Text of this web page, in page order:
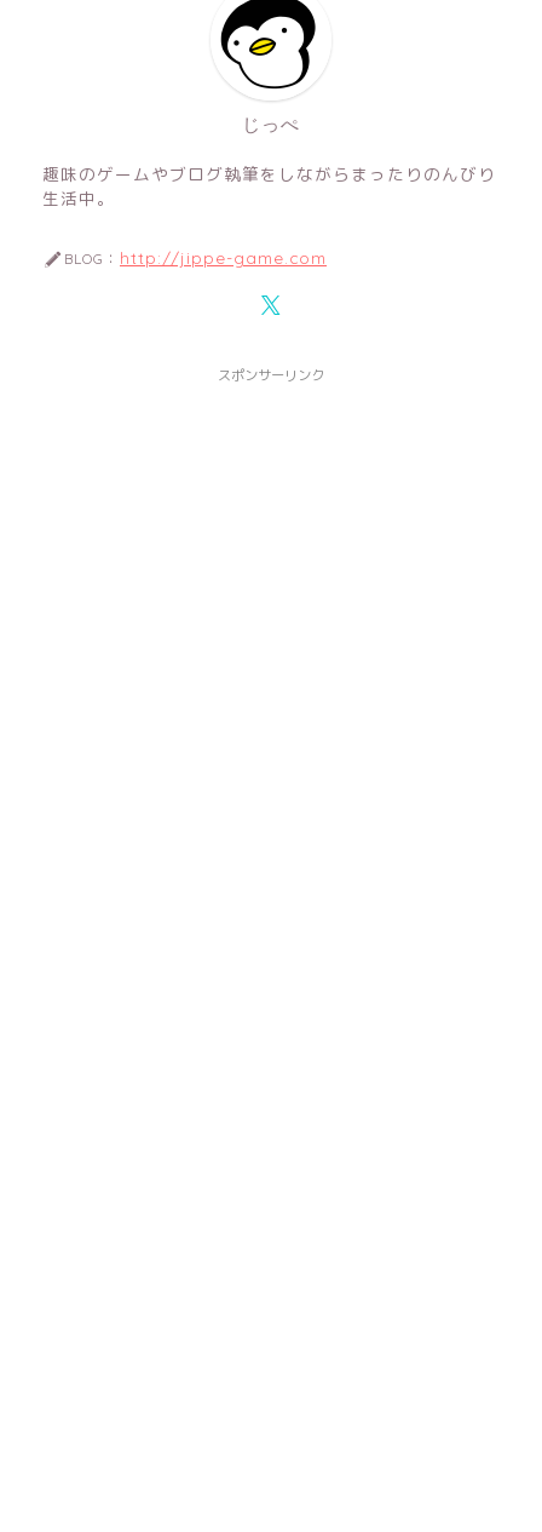
じっぺ
趣味のゲームやブログ執筆をしながらまったりのんびり
生活中。
BLOG： http://jippe-game.com
スポンサーリンク